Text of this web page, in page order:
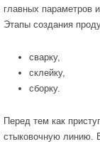
главных параметров
Этапы создания
сварку,
склейку,
сборку.
Перед тем как
стыковочную линию.